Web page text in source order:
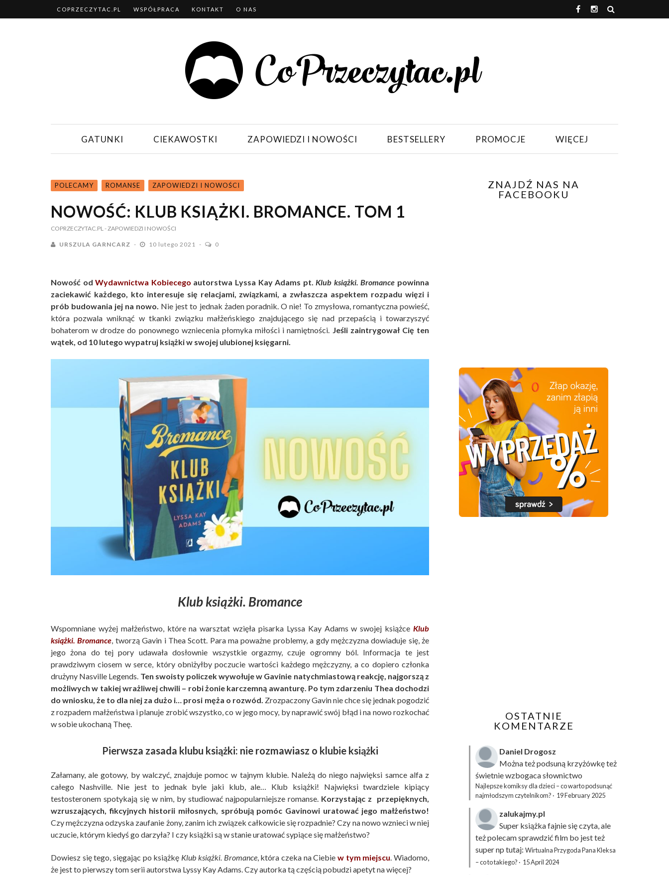
COPRZECZYTAC.PL WSPÓŁPRACA KONTAKT O NAS
GATUNKI CIEKAWOSTKI ZAPOWIEDZI I NOWOŚCI BESTSELLERY PROMOCJE WIĘCEJ
POLECAMY ROMANSE ZAPOWIEDZI I NOWOŚCI
NOWOŚĆ: KLUB KSIĄŻKI. BROMANCE. TOM 1
COPRZECZYTAC.PL- ZAPOWIEDZI I NOWOŚCI
URSZULA GARNCARZ 10 lutego 2021 0
Nowość odWydawnictwa Kobiecego autorstwa Lyssa Kay Adams pt.Klub książki. Bromance powinna
zaciekawić każdego, kto interesuje się relacjami, związkami, a zwłaszcza aspektem rozpadu więzi i
prób budowania jej na nowo. Nie jest to jednak żaden poradnik. O nie! To zmysłowa, romantyczna powieść,
która pozwala wniknąć w tkanki związku małżeńskiego znajdującego się nad przepaścią i towarzyszyć
bohaterom w drodze do ponownego wzniecenia płomyka miłości i namiętności. Jeśli zaintrygował Cię ten
wątek, od 10 lutego wypatruj książki w swojej ulubionej księgarni.
Klub książki. Bromance
Wspomniane wyżej małżeństwo, które na warsztat wzięła pisarka Lyssa Kay Adams w swojej książce Klub
książki. Bromance, tworzą Gavin i Thea Scott. Para ma poważne problemy, a gdy mężczyzna dowiaduje się, że
jego żona do tej pory udawała dosłownie wszystkie orgazmy, czuje ogromny ból. Informacja te jest
prawdziwym ciosem w serce, który obniżyłby poczucie wartości każdego mężczyzny, a co dopiero członka
drużyny Nasville Legends. Ten swoisty policzek wywołuje w Gavinie natychmiastową reakcję, najgorszą z
możliwych w takiej wrażliwej chwili – robi żonie karczemną awanturę. Po tym zdarzeniu Thea dochodzi
do wniosku, że to dla niej za dużo i… prosi męża o rozwód. Zrozpaczony Gavin nie chce się jednak pogodzić
z rozpadem małżeństwa i planuje zrobić wszystko, co w jego mocy, by naprawić swój błąd i na nowo rozkochać
w sobie ukochaną Theę.
Pierwsza zasada klubu książki: nie rozmawiasz o klubie książki
Załamany, ale gotowy, by walczyć, znajduje pomoc w tajnym klubie. Należą do niego najwięksi samce alfa z
całego Nashville. Nie jest to jednak byle jaki klub, ale… Klub książki! Najwięksi twardziele kipiący
testosteronem spotykają się w nim, by studiować najpopularniejsze romanse. Korzystając z przepięknych,
wzruszających, fikcyjnych historii miłosnych, spróbują pomóc Gavinowi uratować jego małżeństwo!
Czy mężczyzna odzyska zaufanie żony, zanim ich związek całkowicie się rozpadnie? Czy na nowo wznieci w niej
uczucie, którym kiedyś go darzyła? I czy książki są w stanie uratować sypiące się małżeństwo?
Dowiesz się tego, sięgając po książkę Klub książki. Bromance, która czeka na Ciebie w tym miejscu. Wiadomo,
że jest to pierwszy tom serii autorstwa Lyssy Kay Adams. Czy autorka tą częścią pobudzi apetyt na więcej?
ZNAJDŹ NAS NA
FACEBOOKU
OSTATNIE
KOMENTARZE
Daniel Drogosz
Można też podsuną krzyżówkęteż
świetnie wzbogaca słownictwo
Najlepsze komiksy dla dzieci – co warto podsunąć
najmłodszym czytelnikom? · 19 February 2025
zalukajmy.pl
Super książka fajnie się czyta, ale
też polecam sprawdzić film bo jest też
super np tutaj: Wirtualna Przygoda Pana Kleksa
– co to takiego? · 15 April 2024